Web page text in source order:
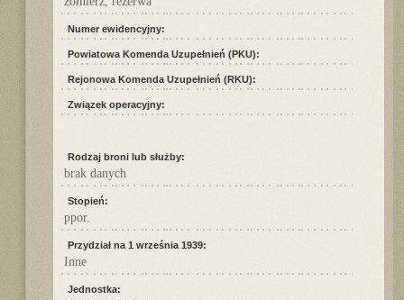
Numer ewidencyjny:
Powiatowa Komenda Uzupełnień (PKU):
Rejonowa Komenda Uzupełnień (RKU):
Związek operacyjny:
Rodzaj broni lub służby:
brak danych
Stopień:
ppor.
Przydział na 1 września 1939:
Inne
Jednostka: